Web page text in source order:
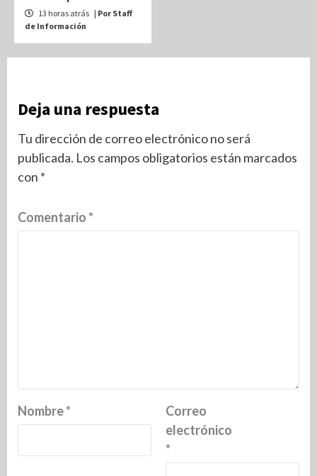
13 horas atrás | Por Staff
de Información
Deja una respuesta
Tu dirección de correo electrónico no será
publicada. Los campos obligatorios están marcados
con *
Comentario*
Nombre*
Correo
electrónico
*